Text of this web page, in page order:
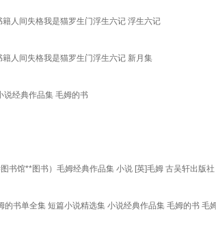
人间失格我是猫罗生门浮生六记 浮生六记
人间失格我是猫罗生门浮生六记 新月集
说经典作品集 毛姆的书
书馆**图书）毛姆经典作品集 小说 [英]毛姆 古吴轩出版社
书单全集 短篇小说精选集 小说经典作品集 毛姆的书 毛